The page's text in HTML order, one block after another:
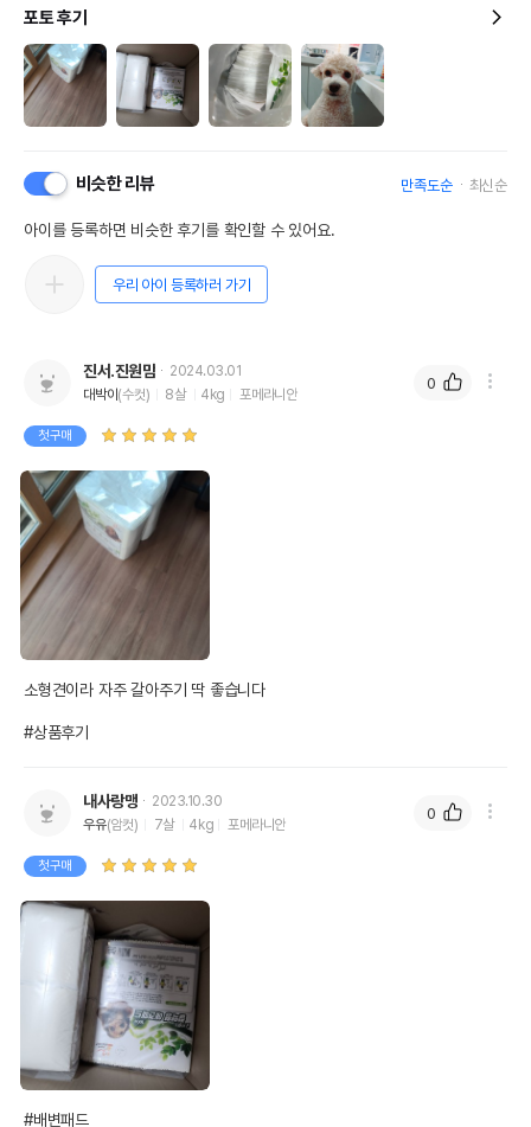
포토 후기
비슷한 리뷰 만족도순 최신순
아이를 등록하면 비슷한 후기를 확인할 수 있어요.
우리 아이 등록하러 가기
진서.진원맘
2024.03.01
대박이 (수컷) 8살 4kg 포메라니안
첫구매
소형견이라 자주 갈아주기 딱 좋습니다
#상품후기
0
내사랑맹
2023.10.30
우유(암컷) 7살 4kg 포메라니안
첫구매
#배변패드
0